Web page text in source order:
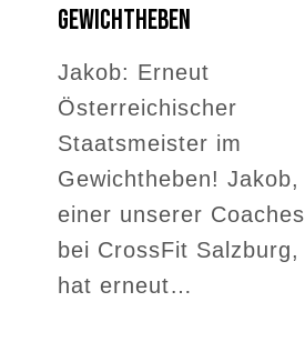
Gewichtheben
Jakob: Erneut
Österreichischer
Staatsmeister im
Gewichtheben! Jakob,
einer unserer Coaches
bei CrossFit Salzburg,
hat erneut…